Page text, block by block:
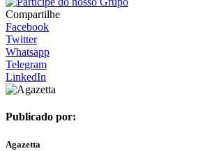
Compartilhe
Facebook
Twitter
Whatsapp
Telegram
LinkedIn
Publicado por:
Agazetta